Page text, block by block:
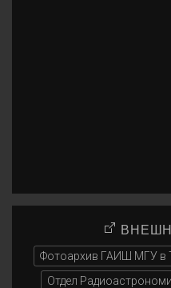
Фотоархив ГАИШ МГУ в
Отдел